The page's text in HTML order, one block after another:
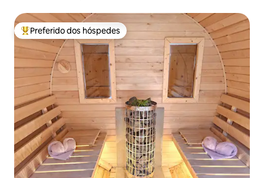
Entre os melhores preferidos dos hóspedes
Preferido dos hóspedes